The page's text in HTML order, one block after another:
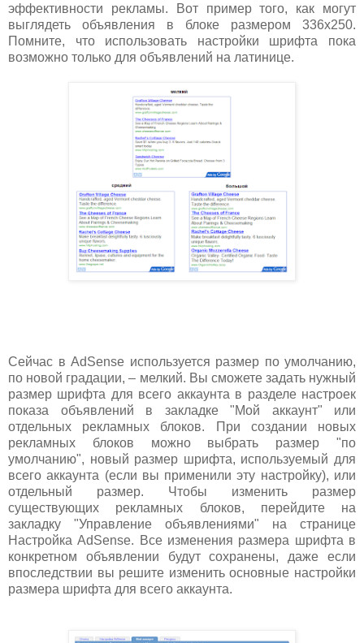
эффективности рекламы. Вот пример того, как могут
выглядеть объявления в блоке размером 336x250.
Помните, что использовать настройки шрифта пока
возможно только для объявлений на латинице.
Сейчас в AdSense используется размер по умолчанию,
по новой градации, – мелкий. Вы сможете задать нужный
размер шрифта для всего аккаунта в разделе настроек
показа объявлений в закладке "Мой аккаунт" или
отдельных рекламных блоков. При создании новых
рекламных блоков можно выбрать размер "по
умолчанию", новый размер шрифта, используемый для
всего аккаунта (если вы применили эту настройку), или
отдельный размер. Чтобы изменить размер
существующих рекламных блоков, перейдите на
закладку "Управление объявлениями" на странице
Настройка AdSense. Все изменения размера шрифта в
конкретном объявлении будут сохранены, даже если
впоследствии вы решите изменить основные настройки
размера шрифта для всего аккаунта.